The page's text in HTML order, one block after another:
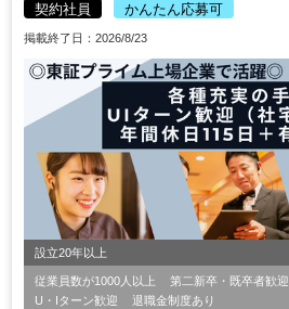
契約社員 かんたん応募可
掲載終了日：2026/8/23
設立20年以上
従業員数が1000人以上 第二新卒・既卒者歓迎
U・Iターン歓迎
退職金制度あり